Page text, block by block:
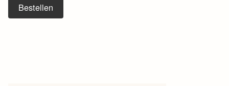
Bestellen